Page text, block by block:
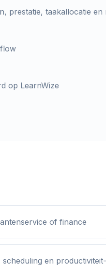
prestatie, taakallocatie en
op LearnWize
of finance
en